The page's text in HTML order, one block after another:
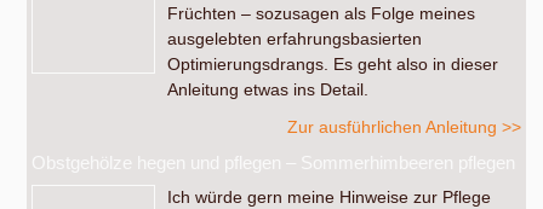
Früchten – sozusagen als Folge meines
ausgelebten erfahrungsbasierten
Optimierungsdrangs. Es geht also in dieser
Anleitung etwas ins Detail.
Zur ausführlichen Anleitung >>
Obstgehölze hegen und pflegen – Sommerhimbeeren pflegen
Ich würde gern meine Hinweise zur Pflege